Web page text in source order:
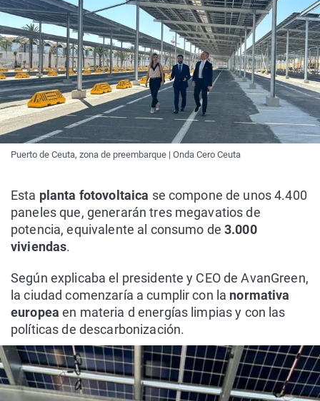
Puerto de Ceuta, zona de preembarque | Onda Cero Ceuta
Esta planta fotovoltaica se compone de unos 4.400
paneles que, generarán tres megavatios de
potencia, equivalente al consumo de3.000
viviendas.
Según explicaba el presidente y CEO de AvanGreen,
la ciudad comenzaría a cumplir con la normativa
europea en materia d energías limpias y con las
políticas de descarbonización.